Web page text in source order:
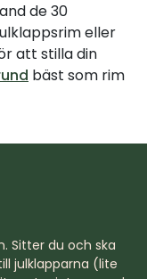
de 30
eller
att stilla din
bäst som rim
Sitter du och ska
julklapparna (lite